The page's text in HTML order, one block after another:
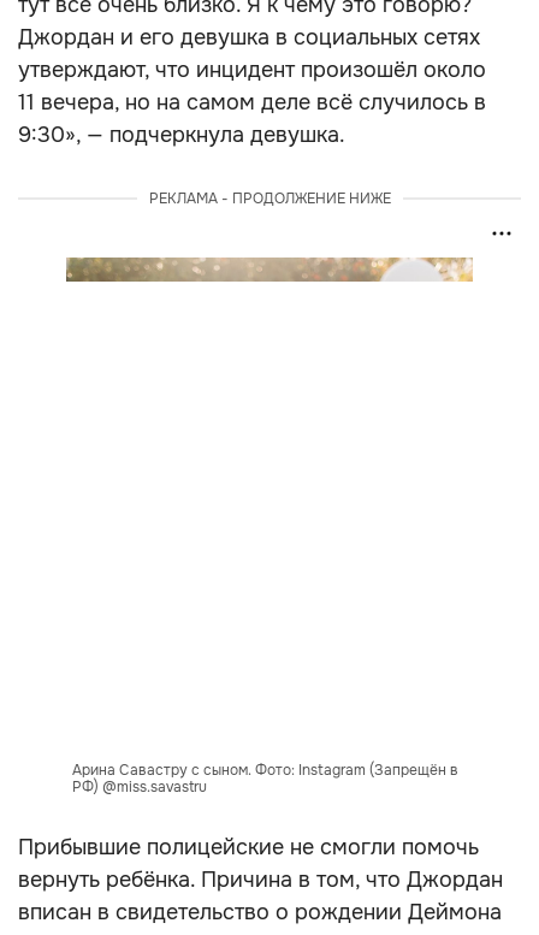
Джордан и его девушка в социальных сетях
утверждают, что инцидент произошёл около
11 вечера, но на самом деле всё случилось в
9:30», — подчеркнула девушка.
РЕКЛАМА - ПРОДОЛЖЕНИЕ НИЖЕ
Арина Савастру с сыном. Фото: Instagram (Запрещён в
РФ) @miss.savastru
Прибывшие полицейские не смогли помочь
вернуть ребёнка. Причина в том, что Джордан
вписан в свидетельство о рождении Деймона